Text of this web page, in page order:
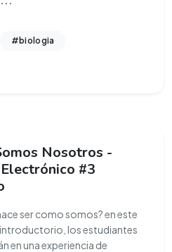
#biologia
Nosotros -
#3
ser como somos? en este
los estudiantes
en una experiencia de